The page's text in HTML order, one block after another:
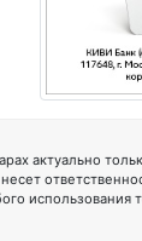
актуально
использования